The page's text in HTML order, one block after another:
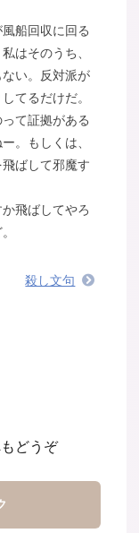
船回収に回る
はそのうち、
い。反対派が
てるだけだ。
て証拠がある
。もしくは、
ばして邪魔す
飛ばしてやろ
殺し文句
どうぞ